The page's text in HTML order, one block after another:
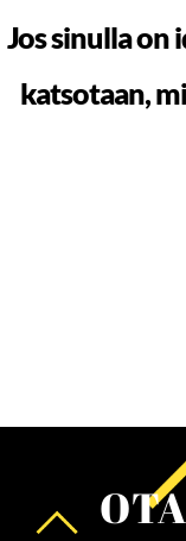
Jos sinulla on
katsotaan,